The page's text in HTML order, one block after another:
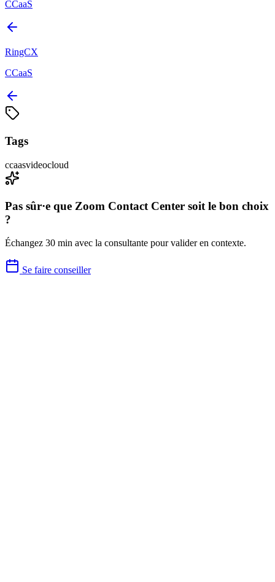
CCaaS
RingCX
CCaaS
Tags
ccaasvideocloud
Pas sûr·e que Zoom Contact Center soit le bon choix
?
Échangez 30 min avec la consultante pour valider en contexte.
Se faire conseiller